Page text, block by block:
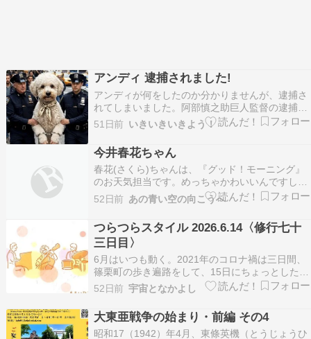
アンディ 逮捕されました!
アンディが何をしたのか分かりませんが、逮捕さ
れてしまいました。阿部慎之助巨人監督の逮捕以
来の衝撃のニュースとして話題になって、、、い
ませんｗ何か陰謀という説もありますが、無実の
罪だといいですね。(´；ω；｀)にほんブログ村写
真日記ランキング
51日前 いきいきいきよう！
今井春花ちゃん
春花(さくら)ちゃんは、『グッド！モーニング』
のお天気担当です。めっちゃかわいいんですしか
もしゃべりがうまい✨️阿部華也子ちゃん以来の才
女です✌
52日前 あの青い空の向こうへ
つらつらスタイル 2026.6.14〈修行七十
三日目〉
6月はいつも動く。2021年のコロナ禍は三日間、
篠栗町の歩き遍路をして、15日にちょっとした炎
上があって、16日に「まるいひと」のライブ、17
日にレコーディング。 そこでできたのがこれ。
阿部篤志『まるいひと』（QAZZ-005） 個人的に
このアルバム、とても気に入っています。5…
52日前 宇宙となかよし
大東亜戦争の始まり・前編 その4
昭和17（1942）年4月、東條英機（とうじょうひ